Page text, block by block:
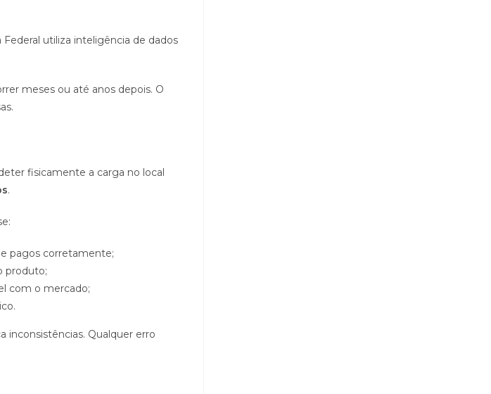
Federal utiliza inteligência de dados
meses ou até anos depois. O
fisicamente a carga no local
.
pagos corretamente;
produto;
com o mercado;
Qualquer erro